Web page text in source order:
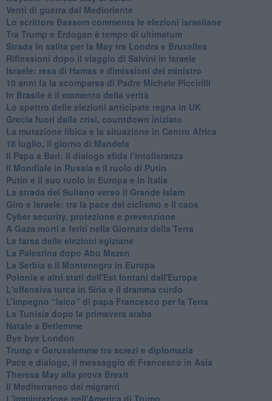
Venti di guerra dal Medioriente
Lo scrittore Bassem commenta le elezioni israeliane
Tra Trump e Erdogan è tempo di ultimatum
Strada in salita per la May tra Londra e Bruxelles
Riflessioni dopo il viaggio di Salvini in Israele
Israele: resa di Hamas e dimissioni del ministro
10 anni fa la scomparsa di Padre Michele Piccirilli
In Brasile è il momento della verità
Lo spettro delle elezioni anticipate regna in UK
Grecia fuori dalla crisi, countdown iniziato
La mutazione libica e la situazione in Centro Africa
18 luglio, il giorno di Mandela
Il Papa a Bari: il dialogo sfida l’intolleranza
Il Mondiale in Russia e il ruolo di Putin
Putin e il suo ruolo in Europa e in Italia
La strada del Sultano verso il Grande Islam
Giro e Israele: tra la pace del ciclismo e il caos
Cyber security, protezione e prevenzione
A Gaza morti e feriti nella Giornata della Terra
La farsa delle elezioni egiziane
La Palestina dopo Abu Mazen
La Serbia e il Montenegro in Europa
Polonia e altri stati dell'Est lontani dall'Europa
L'offensiva turca in Siria e il dramma curdo
L’impegno “laico” di papa Francesco per la Terra
La Tunisia dopo la primavera araba
Natale a Betlemme
Bye bye London
Trump e Gerusalemme tra screzi e diplomazia
Pace e dialogo, il messaggio di Francesco in Asia
Theresa May alla prova Brexit
Il Mediterraneo dei migranti
L'immigrazione nell'America di Trump